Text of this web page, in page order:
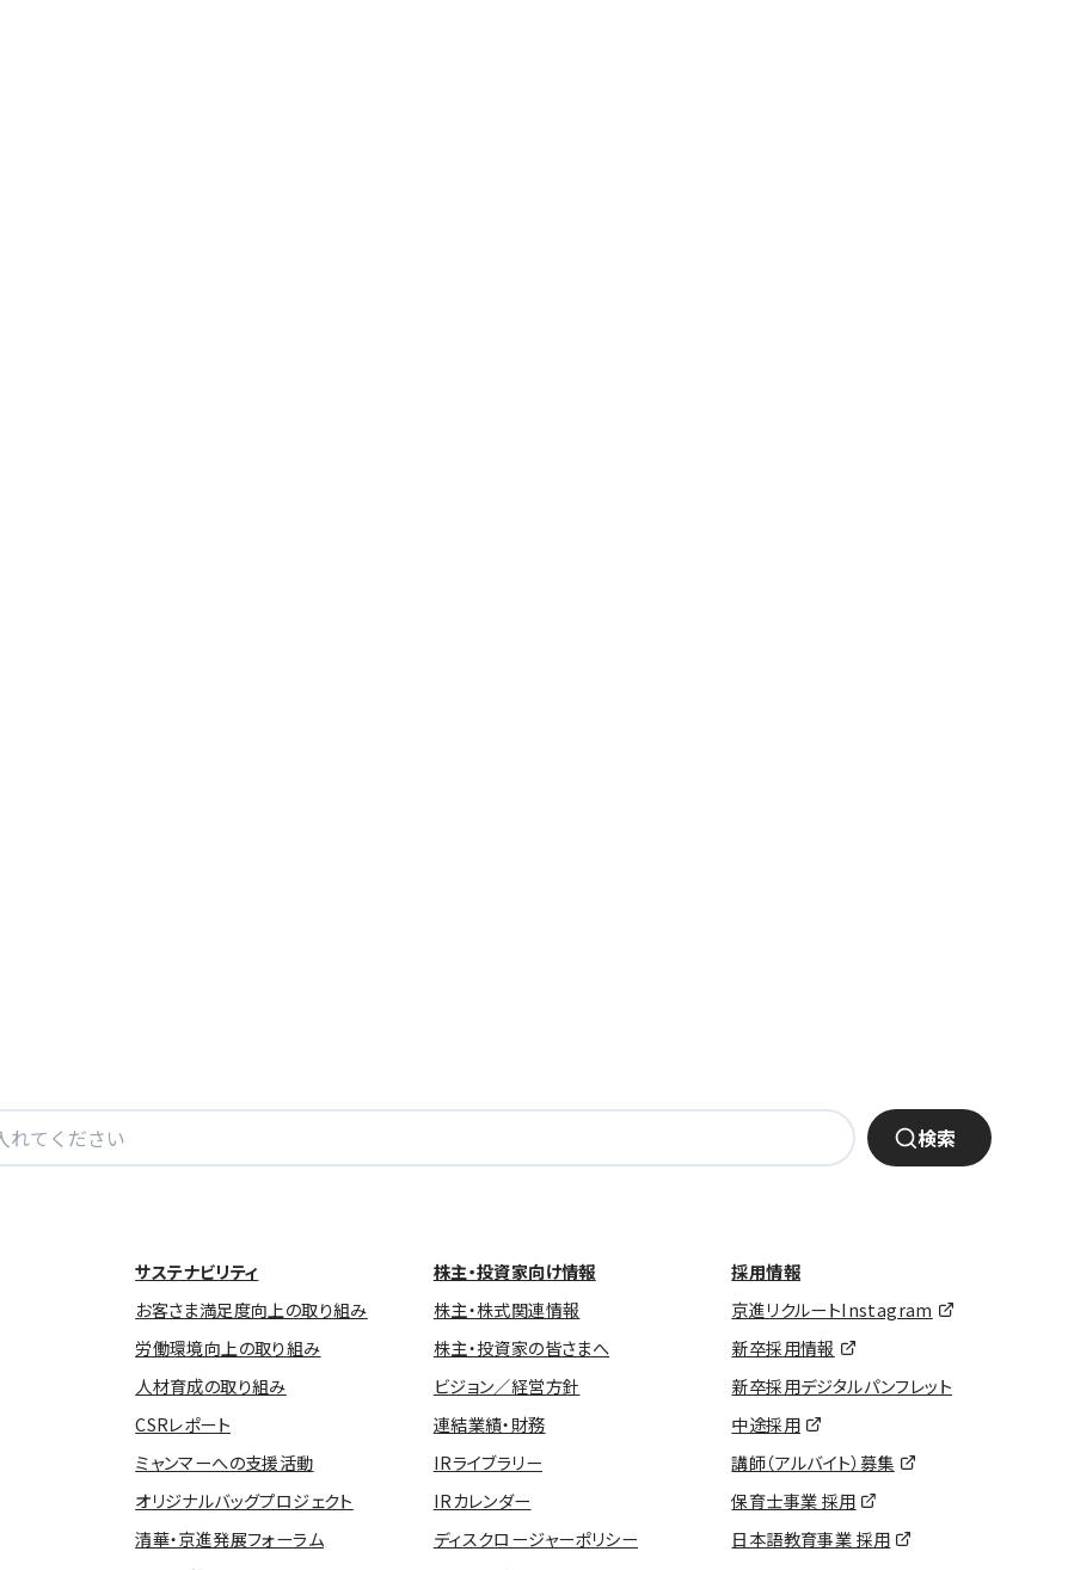
検索
サステナビリティ
お客さま満足度向上の取り組み
労働環境向上の取り組み
人材育成の取り組み
CSRレポート
ミャンマーへの支援活動
オリジナルバッグプロジェクト
清華・京進発展フォーラム
株主・投資家向け情報
株主・株式関連情報
株主・投資家の皆さまへ
ビジョン／経営方針
連結業績・財務
IRライブラリー
IRカレンダー
ディスクロージャーポリシー
採用情報
京進リクルートInstagram
新卒採用情報
新卒採用デジタルパンフレット
中途採用
講師（アルバイト）募集
保育士事業 採用
日本語教育事業 採用